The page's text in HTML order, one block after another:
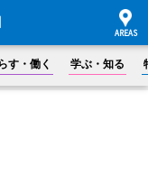
す・働く 学ぶ・知る